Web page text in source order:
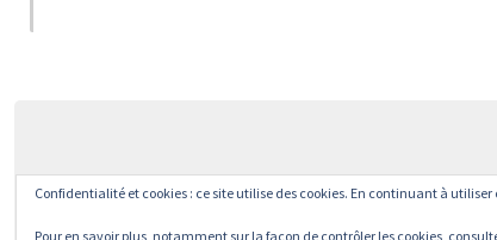
Confidentialité et cookies : ce site utilise des cookies. En continuant à
Pour en savoir plus, notamment sur la façon de contrôler les cookies,